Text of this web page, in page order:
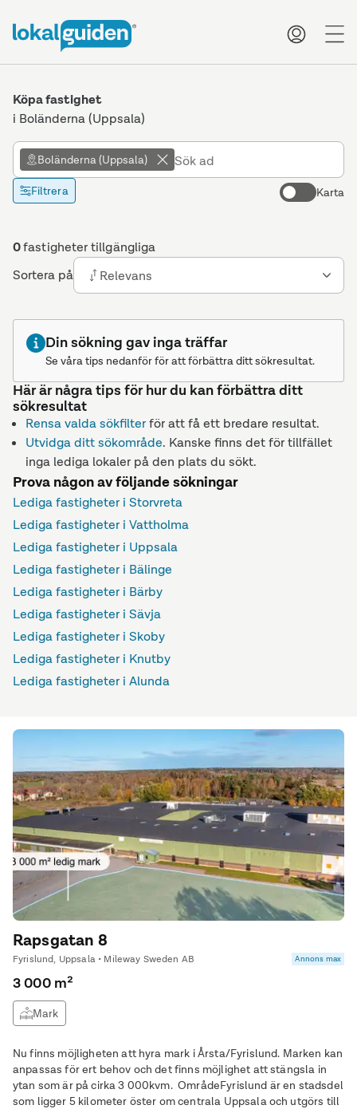
Köpa fastighet
i Boländerna (Uppsala)
Boländerna (Uppsala)
Filtrera Karta
0fastigheter tillgängliga
Sortera på
Relevans
Din sökning gav inga träffar
Se våra tips nedanför för att förbättra ditt sökresultat.
Här är några tips för hur du kan förbättra ditt
sökresultat
Rensa valda sökfilterför att få ett bredare resultat.
Utvidga ditt sökområde. Kanske finns det för tillfället
inga lediga lokaler på den plats du sökt.
Prova någon av följande sökningar
Lediga fastigheter i Storvreta
Lediga fastigheter i Vattholma
Lediga fastigheter i Uppsala
Lediga fastigheter i Bälinge
Lediga fastigheter i Bärby
Lediga fastigheter i Sävja
Lediga fastigheter i Skoby
Lediga fastigheter i Knutby
Lediga fastigheter i Alunda
Rapsgatan 8
Fyrislund, Uppsala • Mileway Sweden AB Annons max
3 000 m²
Mark
Nu finns möjligheten att hyra mark i Årsta/Fyrislund. Marken kan
anpassas för ert behov och det finns möjlighet att stängsla in
ytan som är på cirka 3 000kvm. OmrådeFyrislund är en stadsdel
som ligger 5 kilometer öster om centrala Uppsala och utgörs till